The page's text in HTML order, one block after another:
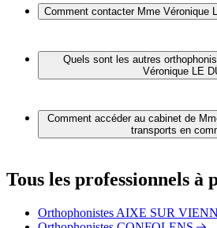
Henri Barbusse 87200 SAINT-
Comment contacter Mme Véronique
téléphone au 05 55 02 52 28.
Quels sont les autres
Véronique LE
Mme Véronique LE DÛ :
Mme Agnès BOUYGE-
Comment accéder au cabinet de
transports en
des arrêts suivants :
Bus - Saint-Junien -
Bus - Saint-Junien -
Tous les professionnels à
Orthophonistes AIXE SUR